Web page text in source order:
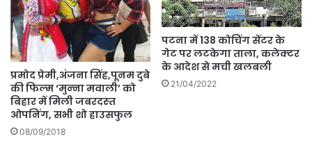
प्रमोद प्रेमी,अंजना सिंह,पूनम दुबे
की फिल्‍म ‘मुन्‍ना मवाली’ को
बिहार में मिली जबरदस्‍त
ओपनिंग, सभी शो हाउसफुल
08/09/2018
पटना में 138 कोचिंग सेंटर के
गेट पर लटकेगा ताला, कलेक्‍टर
के आदेश से मची खलबली
21/04/2022